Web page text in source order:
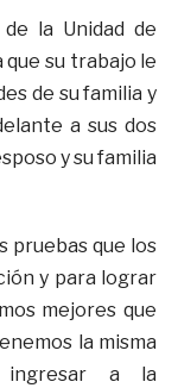
la Unidad de
que su trabajo le
de su familia y
a sus dos
y su familia
pruebas que los
y para lograr
mejores que
la misma
ingresar a la